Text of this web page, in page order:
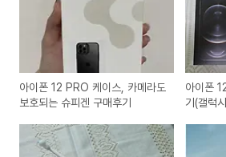
아이폰 12 PRO 케이스, 카메라도
보호되는 슈피겐 구매후기
아이폰
기(갤럭